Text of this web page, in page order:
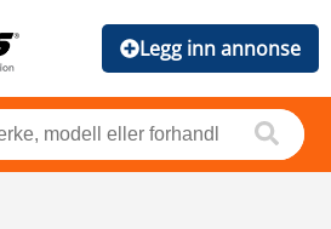
Legg inn annonse